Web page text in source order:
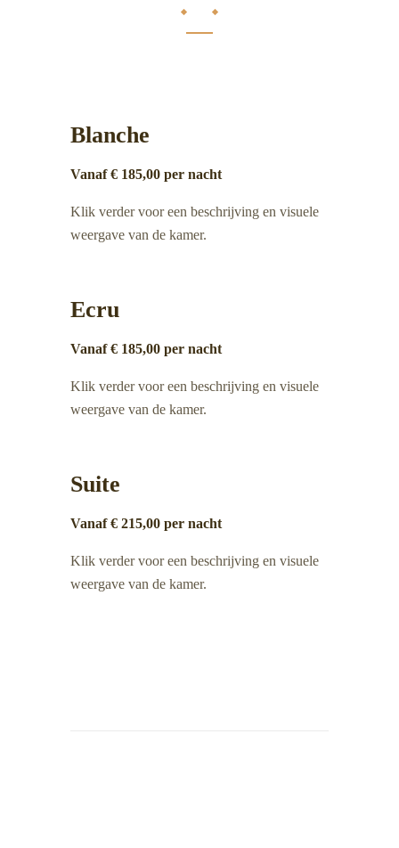
Blanche
Vanaf € 185,00 per nacht
Klik verder voor een beschrijving en visuele
weergave van de kamer.
Ecru
Vanaf € 185,00 per nacht
Klik verder voor een beschrijving en visuele
weergave van de kamer.
Suite
Vanaf € 215,00 per nacht
Klik verder voor een beschrijving en visuele
weergave van de kamer.